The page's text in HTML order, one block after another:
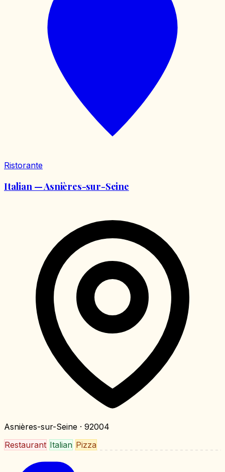
Ristorante
Italian — Asnières-sur-Seine
Asnières-sur-Seine · 92004
Restaurant Italian Pizza